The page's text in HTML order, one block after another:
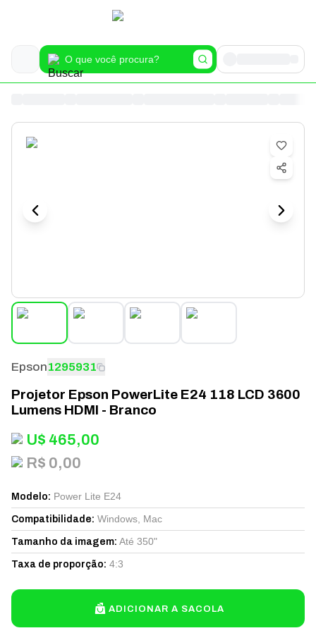
Epson1295931
Projetor Epson PowerLite E24 118 LCD 3600
Lumens HDMI - Branco
U$ 465,00
R$ 0,00
Modelo: Power Lite E24
Compatibilidade: Windows, Mac
Tamanho da imagem: Até 350"
Taxa de proporção: 4:3
ADICIONAR A SACOLA